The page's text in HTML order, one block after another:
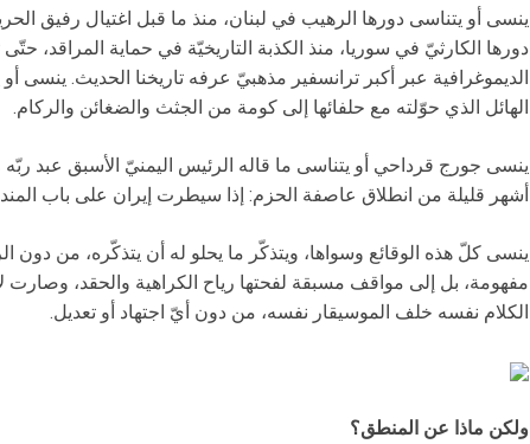
ينسى أو يتناسى دورها الرهيب في لبنان، منذ ما قبل اغتيال رفيق
دورها الكارثيّ في سوريا، منذ الكذبة التاريخيّة في حماية المراقد،
الديموغرافية عبر أكبر ترانسفير مذهبيّ عرفه تاريخنا الحديث. ينسى أو
الهائل الذي حوّلته مع حلفائها إلى كومة من الجثث والضغائن والركام.
ينسى جورج قرداحي أو يتناسى ما قاله الرئيس اليمنيّ الأسبق عبد
أشهر قليلة من انطلاق عاصفة الحزم: إذا سيطرت إيران على باب
ينسى كلّ هذه الوقائع وسواها، ويتذكّر ما يحلو له أن يتذكّره، من
مفهومة، بل إلى مواقف مسبقة لفحتها رياح الكراهية والحقد، وصارت
الكلام نفسه خلف الموسيقار نفسه، من دون أيّ اجتهاد أو تعديل.
ولكن ماذا عن المنطق؟